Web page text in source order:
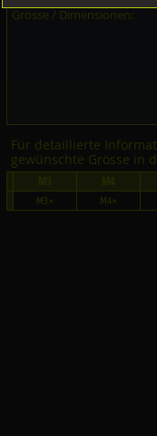
Grösse / Dimensionen:
Für detaillierte
gewünschte Grösse in
M3× M4×